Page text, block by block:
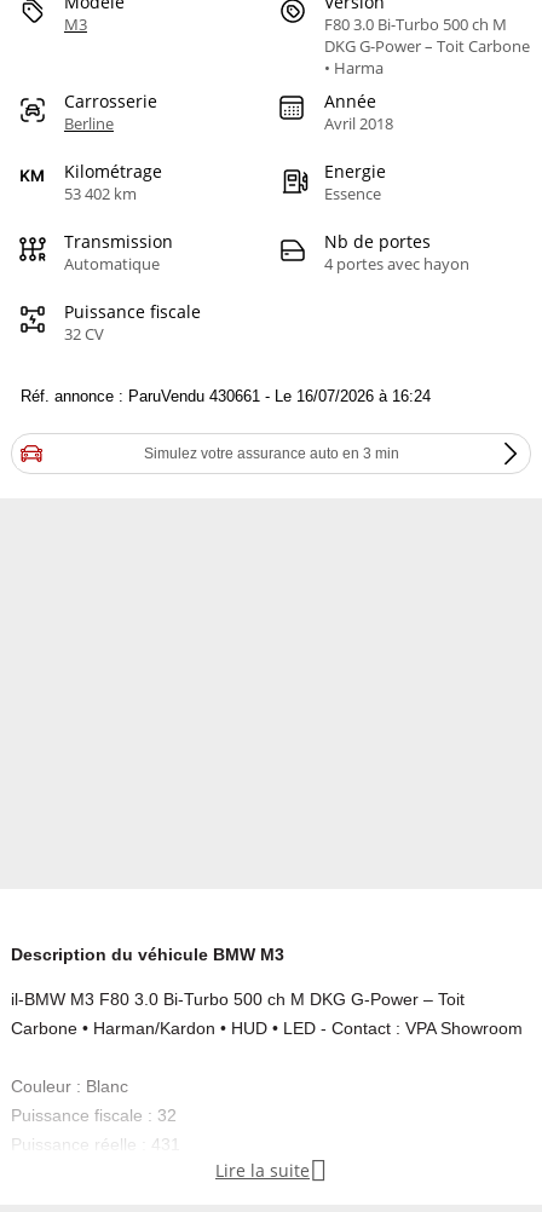
M3
F80 3.0 Bi-Turbo 500 ch M
DKG G-Power – Toit Carbone
• Harma
Carrosserie
Berline
Année
Avril 2018
Kilométrage
53 402 km
Energie
Essence
Transmission
Automatique
Nb de portes
4 portes avec hayon
Puissance fiscale
32 CV
Réf. annonce : ParuVendu 430661 - Le 16/07/2026 à 16:24
Simulez votre assurance auto en 3 min
Description du véhicule BMW M3
il-BMW M3 F80 3.0 Bi-Turbo 500 ch M DKG G-Power – Toit
Carbone • Harman/Kardon • HUD • LED - Contact : VPA Showroom
Couleur : Blanc
Puissance fiscale : 32
Puissance réelle : 431
Lire la suite 